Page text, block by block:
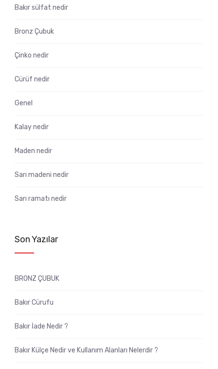
Bakır sülfat nedir
Bronz Çubuk
Çinko nedir
Cürüf nedir
Genel
Kalay nedir
Maden nedir
Sarı madeni nedir
Sarı ramatı nedir
Son Yazılar
BRONZ ÇUBUK
Bakır Cürufu
Bakır İade Nedir ?
Bakır Külçe Nedir ve Kullanım Alanları Nelerdir ?